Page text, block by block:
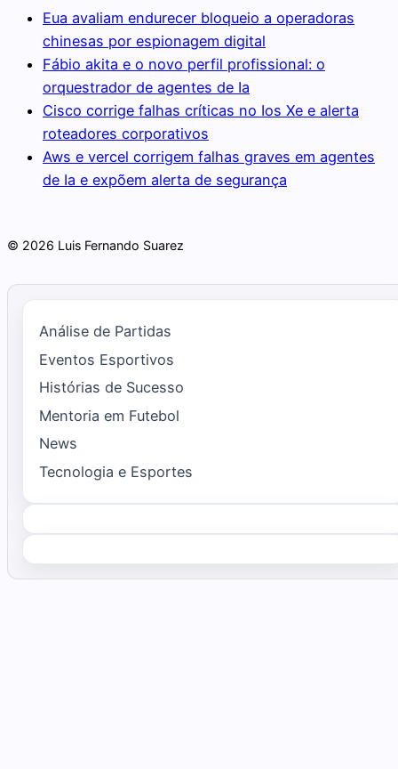
Eua avaliam endurecer bloqueio a operadoras
chinesas por espionagem digital
Fábio akita e o novo perfil profissional: o
orquestrador de agentes de Ia
Cisco corrige falhas críticas no Ios Xe e alerta
roteadores corporativos
Aws e vercel corrigem falhas graves em agentes
de Ia e expõem alerta de segurança
© 2026 Luis Fernando Suarez
Análise de Partidas
Eventos Esportivos
Histórias de Sucesso
Mentoria em Futebol
News
Tecnologia e Esportes